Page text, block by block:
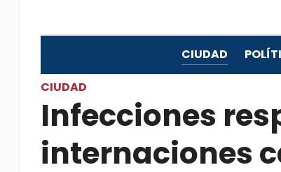
CIUDAD
CIUDAD
Infecciones
internaciones